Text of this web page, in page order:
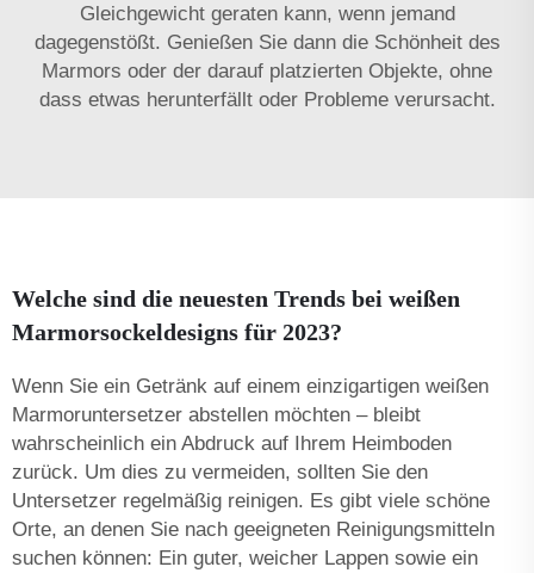
Gleichgewicht geraten kann, wenn jemand
dagegenstößt. Genießen Sie dann die Schönheit des
Marmors oder der darauf platzierten Objekte, ohne
dass etwas herunterfällt oder Probleme verursacht.
Welche sind die neuesten Trends bei weißen
Marmorsockeldesigns für 2023?
Wenn Sie ein Getränk auf einem einzigartigen weißen
Marmoruntersetzer abstellen möchten – bleibt
wahrscheinlich ein Abdruck auf Ihrem Heimboden
zurück. Um dies zu vermeiden, sollten Sie den
Untersetzer regelmäßig reinigen. Es gibt viele schöne
Orte, an denen Sie nach geeigneten Reinigungsmitteln
suchen können: Ein guter, weicher Lappen sowie ein